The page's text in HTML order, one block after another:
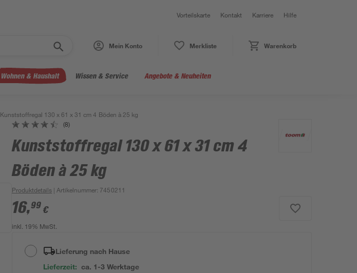
Vorteilskarte Kontakt Karriere Hilfe
Mein Konto Merkliste Warenkorb
Wohnen & Haushalt Wissen & Service Angebote & Neuheiten
Kunststoffregal 130 x 61 x 31 cm 4 Böden à 25 kg
(8)
Kunststoffregal 130 x 61 x 31 cm 4
Böden à 25 kg
Produktdetails | Artikelnummer: 7450211
16,99 €
inkl. 19% MwSt.
Lieferung nach Hause
Lieferzeit: ca. 1-3 Werktage